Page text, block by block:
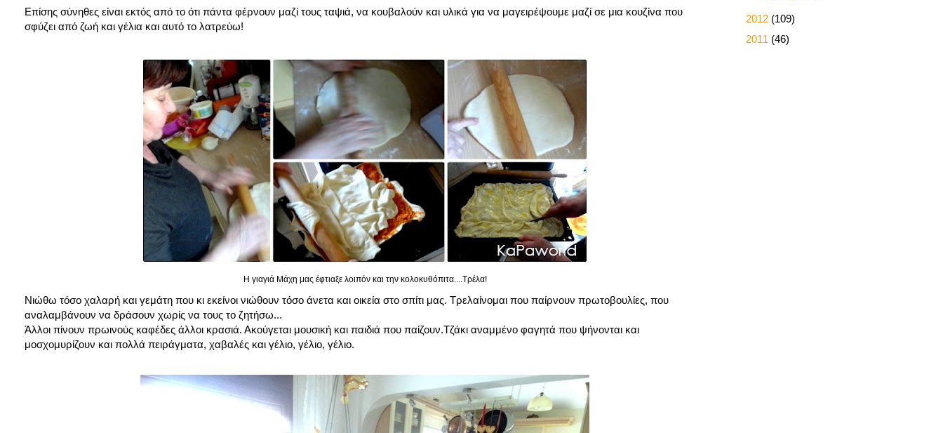
Επίσης σύνηθες είναι εκτός από το ότι πάντα φέρνουν μαζί τους ταψιά, να κουβαλούν και υλικά για να μαγειρέψουμε μαζί σε μια κουζίνα που
σφύζει από ζωή και γέλια και αυτό το λατρεύω!
Η γιαγιά Μάχη μας έφτιαξε λοιπόν και την κολοκυθόπιτα....Τρέλα!
Νιώθω τόσο χαλαρή και γεμάτη που κι εκείνοι νιώθουν τόσο άνετα και οικεία στο σπίτι μας. Τρελαίνομαι που παίρνουν πρωτοβουλίες, που
αναλαμβάνουν να δράσουν χωρίς να τους το ζητήσω...
Άλλοι πίνουν πρωινούς καφέδες άλλοι κρασιά. Ακούγεται μουσική και παιδιά που παίζουν.Τζάκι αναμμένο φαγητά που ψήνονται και
μοσχομυρίζουν και πολλά πειράγματα, χαβαλές και γέλιο, γέλιο, γέλιο.
2012 (109)
2011 (46)